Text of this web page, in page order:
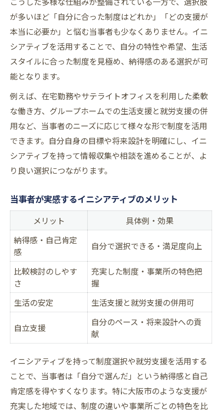
が多いほど「自分に合った制度はどれか」「どの支援が
本当に必要か」と悩む当事者も少なくありません。イニ
シアティブを活用することで、自分の特性や希望、生活
スタイルに合った制度を見極め、納得感のある選択が可
能となります。
例えば、在宅勤務やサテライトオフィスを利用した柔軟
な働き方、グループホームでの生活支援と就労支援の併
用など、当事者のニーズに応じて様々な形で制度を活用
できます。自分自身の目標や将来設計を明確にし、イニ
シアティブを持って情報収集や相談を進めることが、よ
り良い選択につながります。
当事者が実感するイニシアティブのメリット
メリット
具体例・効果
納得感・自己肯定
感
自分で選択できる・満足度向上
比較検討のしやす
さ
充実した制度・事業所の特色把
握
生活の安定
生活支援と就労支援の併用可
自立支援
自分のペース・将来設計への貢
献
イニシアティブを持って制度選択や就労支援を活用する
ことで、当事者は「自分で選んだ」という納得感と自己
肯定感を得やすくなります。特に大阪市のような支援が
充実した地域では、制度の違いや事業所ごとの特色を比